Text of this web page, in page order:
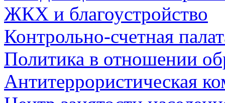
ЖКХ и благоустройство
Контрольно-счетная
Политика в отношении
Антитеррористическая